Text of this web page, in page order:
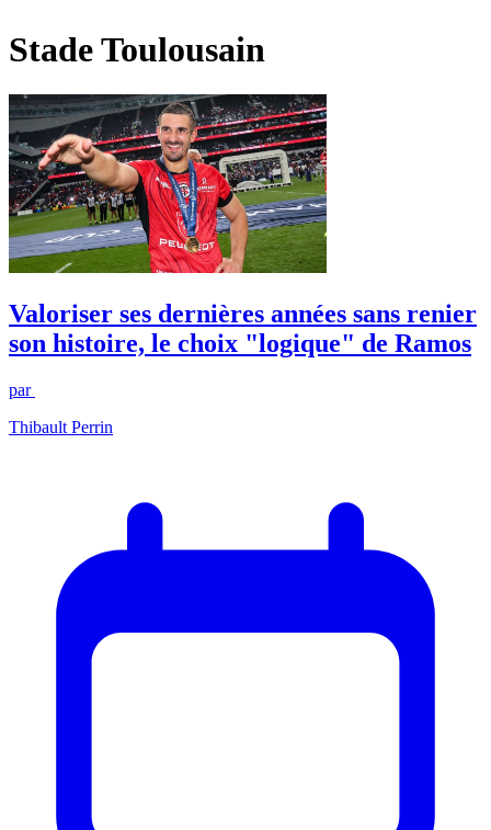
Stade Toulousain
Valoriser ses dernières années sans renier
son histoire, le choix "logique" de Ramos
par
Thibault Perrin